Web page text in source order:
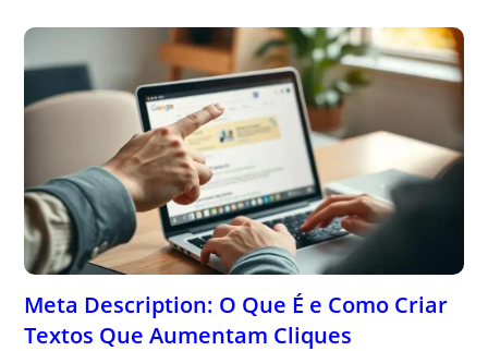
Meta Description: O Que É e Como Criar
Textos Que Aumentam Cliques